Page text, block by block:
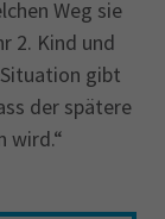
Weg sie
2. Kind und
gibt
der spätere
wird.“